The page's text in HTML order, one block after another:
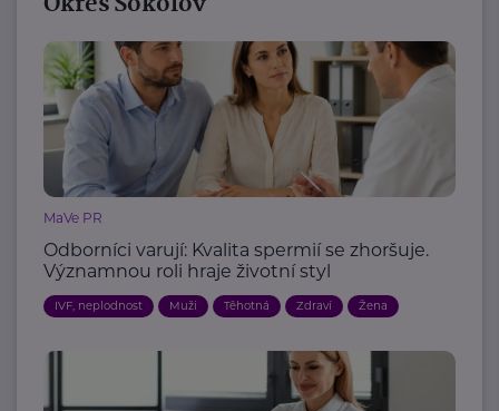
MaVe PR
Odborníci varují: Kvalita spermií se zhoršuje.
Významnou roli hraje životní styl
IVF, neplodnost Muži Těhotná Zdraví Žena